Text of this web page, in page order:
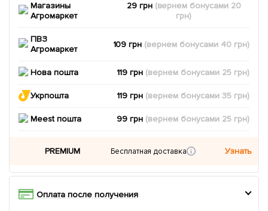
Магазины
Агромаркет
29 грн (вернем бонусами 20
грн)
ПВЗ
Агромаркет
109 грн (вернем бонусами 40 грн)
Нова пошта 119 грн (вернем бонусами 25 грн)
Укрпошта 119 грн (вернем бонусами35 грн)
Meest пошта 99 грн (вернем бонусами 25 грн)
PREMIUM Бесплатная доставка Узнать
Оплата после получения